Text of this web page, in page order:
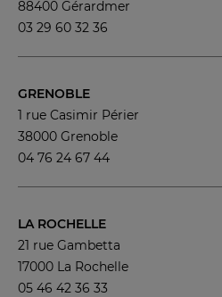
88400 Gérardmer
03 29 60 32 36
GRENOBLE
1 rue Casimir Périer
38000 Grenoble
04 76 24 67 44
LA ROCHELLE
21 rue Gambetta
17000 La Rochelle
05 46 42 36 33